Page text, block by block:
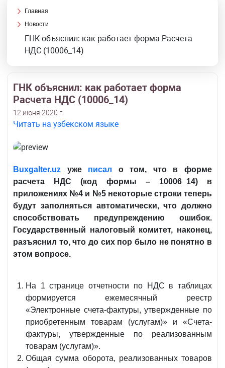
Главная
Новости
ГНК объяснил: как работает форма Расчета
НДС (10006_14)
ГНК объяснил: как работает форма
Расчета НДС (10006_14)
12 июня 2020 г.
Читать на узбекском языке
Buxgalter.uz уже писал о том, что в форме
расчета НДС (код формы – 10006_14) в
приложениях №4 и №5 некоторые строки теперь
будут заполняться автоматически, что должно
способствовать предупреждению ошибок.
Государственный налоговый комитет, наконец,
разъяснил то, что до сих пор было не понятно в
этом вопросе.
На 1 странице отчетности по НДС в таблицах
формируется ежемесячный реестр
«Электронные счета-фактуры, утвержденные по
приобретенным товарам (услугам)» и «Счета-
фактуры, утвержденные по реализованным
товарам (услугам)».
Общая сумма оборота, реализованных товаров